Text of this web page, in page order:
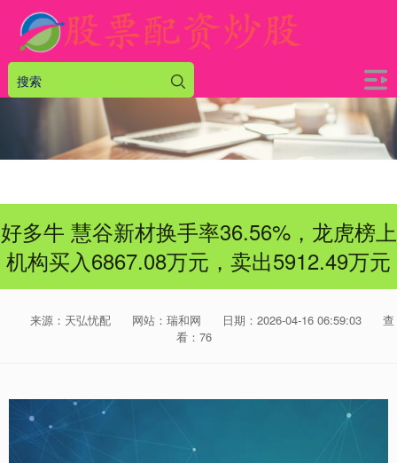
好多牛 慧谷新材换手率36.56%，龙虎榜上
机构买入6867.08万元，卖出5912.49万元
来源：天弘忧配 网站：瑞和网 日期：2026-04-16 06:59:03
查
看：76